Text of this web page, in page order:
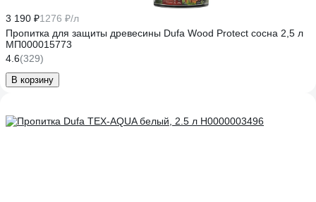
3 190 ₽1276 ₽/л
Пропитка для защиты древесины Dufa Wood Protect сосна 2,5 л
МП000015773
4.6(329)
В корзину